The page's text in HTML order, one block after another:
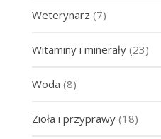
Weterynarz (7)
Witaminy i minerały(23)
Woda (8)
Zioła i przyprawy(18)